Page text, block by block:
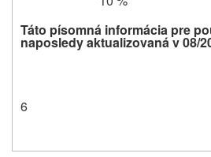
Táto písomná informácia pre
naposledy aktualizovaná v08/
6